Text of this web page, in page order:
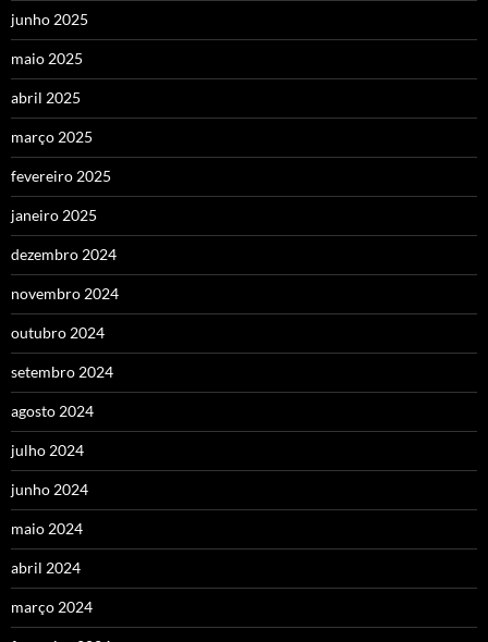
junho 2025
maio 2025
abril 2025
março 2025
fevereiro 2025
janeiro 2025
dezembro 2024
novembro 2024
outubro 2024
setembro 2024
agosto 2024
julho 2024
junho 2024
maio 2024
abril 2024
março 2024